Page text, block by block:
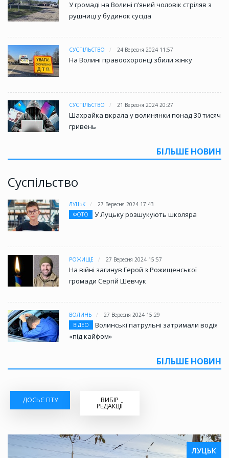
У громаді на Волині пʼяний чоловік стріляв з
рушниці у будинок сусіда
СУСПІЛЬСТВО 24 Вересня 2024 11:57
На Волині правоохоронці збили жінку
СУСПІЛЬСТВО 21 Вересня 2024 20:27
Шахрайка вкрала у волинянки понад 30 тисяч
гривень
БІЛЬШЕ НОВИН
Суспільство
ЛУЦЬК
27 Вересня 2024 17:43
ФОТО
У Луцьку розшукують школяра
РОЖИЩЕ 27 Вересня 2024 15:57
На війні загинув Герой з Рожищенської
громади Сергій Шевчук
ВОЛИНЬ
27 Вересня 2024 15:29
ВІДЕО
Волинські патрульні затримали водія
«під кайфом»
БІЛЬШЕ НОВИН
ДОСЬЄ ГІТУ ВИБІР
РЕДАКЦІЇ
ЛУЦЬК